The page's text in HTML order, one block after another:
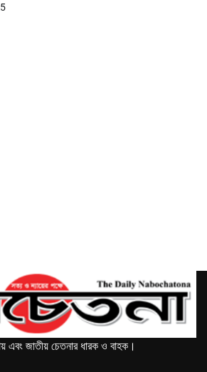
এবং জাতীয় চেতনার ধারক ও বাহক।